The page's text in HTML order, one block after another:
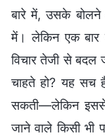
बारे में, उसके बोलने
में। लेकिन एक
विचार तेजी से बदल
चाहते हो? यह सच
सकती—लेकिन इससे
जाने वाले किसी भी